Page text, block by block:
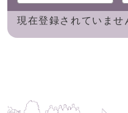
現在登録されていませ